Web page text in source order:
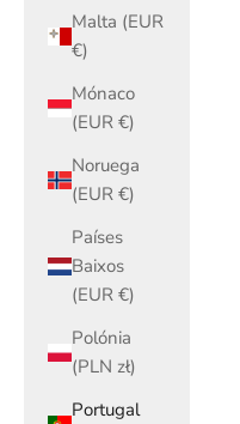
Malta (EUR
€)
Mónaco
(EUR €)
Noruega
(EUR €)
Países
Baixos
(EUR €)
Polónia
(PLN zł)
Portugal